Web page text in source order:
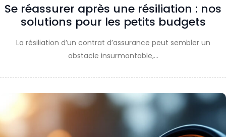
Se réassurer après une résiliation : nos
solutions pour les petits budgets
La résiliation d’un contrat d’assurance peut sembler un
obstacle insurmontable,…